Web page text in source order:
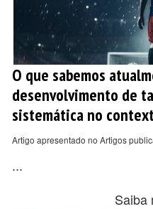
O que sabemos
desenvolvimento de
sistemática no
Artigo apresentado no Artigos
...
Saiba